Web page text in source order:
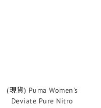
(現貨) Puma Women's
Deviate Pure Nitro